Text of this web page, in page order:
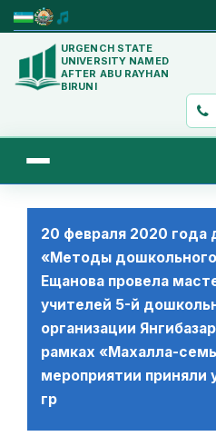
URGENCH STATE
UNIVERSITY NAMED
AFTER ABU RAYHAN
BIRUNI
20 февраля 2020
«Методы дошкольного
Ещанова провела
учителей 5-й
организации
рамках «Махалла-
мероприятии приняли
гр